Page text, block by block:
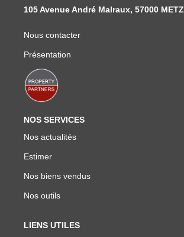
105 Avenue André Malraux, 57000 METZ
Nous contacter
Présentation
NOS SERVICES
Nos actualités
Estimer
Nos biens vendus
Nos outils
LIENS UTILES